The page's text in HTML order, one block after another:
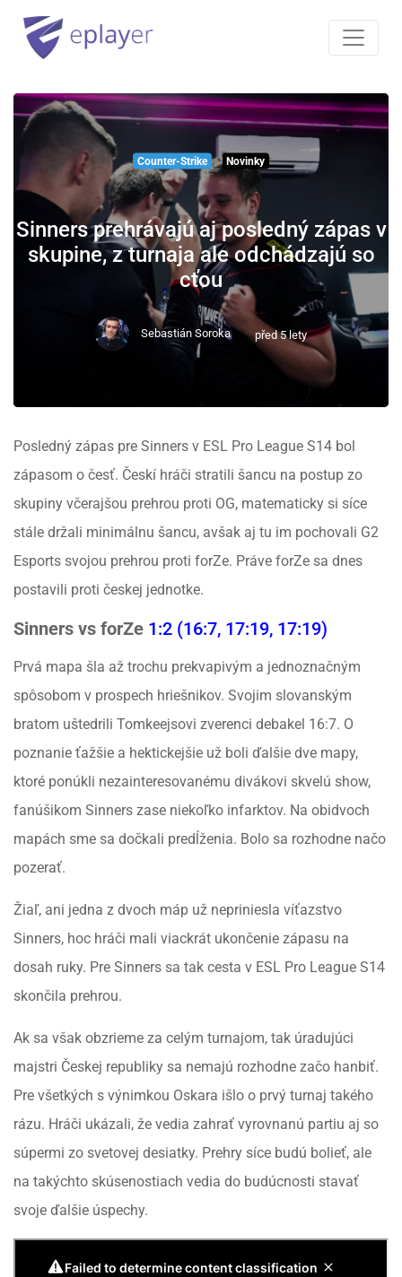
Counter-Strike Novinky
Sinners prehrávajú aj posledný zápas v
skupine, z turnaja ale odchádzajú so
cťou
Sebastián Soroka před 5 lety
Posledný zápas pre Sinners v ESL Pro League S14 bol
zápasom o česť. Českí hráči stratili šancu na postup zo
skupiny včerajšou prehrou proti OG, matematicky si síce
stále držali minimálnu šancu, avšak aj tu im pochovali G2
Esports svojou prehrou proti forZe. Práve forZe sa dnes
postavili proti českej jednotke.
Sinners vs forZe 1:2 (16:7, 17:19, 17:19)
Prvá mapa šla až trochu prekvapivým a jednoznačným
spôsobom v prospech hriešnikov. Svojim slovanským
bratom uštedrili Tomkeejsovi zverenci debakel 16:7. O
poznanie ťažšie a hektickejšie už boli ďalšie dve mapy,
ktoré ponúkli nezainteresovanému divákovi skvelú show,
fanúšikom Sinners zase niekoľko infarktov. Na obidvoch
mapách sme sa dočkali predĺženia. Bolo sa rozhodne načo
pozerať.
Žiaľ, ani jedna z dvoch máp už nepriniesla víťazstvo
Sinners, hoc hráči mali viackrát ukončenie zápasu na
dosah ruky. Pre Sinners sa tak cesta v ESL Pro League S14
skončila prehrou.
Ak sa však obzrieme za celým turnajom, tak úradujúci
majstri Českej republiky sa nemajú rozhodne začo hanbiť.
Pre všetkých s výnimkou Oskara išlo o prvý turnaj takého
rázu. Hráči ukázali, že vedia zahrať vyrovnanú partiu aj so
súpermi zo svetovej desiatky. Prehry síce budú bolieť, ale
na takýchto skúsenostiach vedia do budúcnosti stavať
svoje ďalšie úspechy.